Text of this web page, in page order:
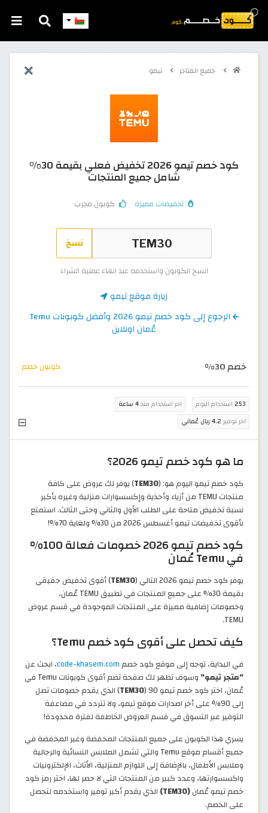
جميع المتاجر تيمو
كود خصم تيمو 2026 تخفيض فعلي بقيمة 30%
شامل جميع المنتجات
تخفيضات مميزة كوبون مجرب
نسخ
انسخ الكوبون واستخدمه عند انهاء عملية الشراء
زيارة موقع تيمو
الرجوع إلى كود خصم تيمو 2026 وأفضل كوبونات Temu
عُمان اونلاين
خصم 30% كوبون خصم
253 استخدام اليوم اخر استخدام منذ4 ساعة
اخر توفير 4.2 ريال عُماني
ما هو كود خصم تيمو 2026؟
كود خصم تيمو اليوم هو: (TEM30) يوفر لك عروض على كافة
منتجات TEMU من أزياء وأحذية وإكسسوارات منزلية وغيره بأكبر
نسبة تخفيض متاحة على الطلب الأول والثاني وحتى الثالث. استمتع
بأقوى تخفيضات تيمو أغسطس 2026 من 30% ولغاية 70%!
كود خصم تيمو 2026 خصومات فعالة 100%
في Temu عُمان
يوفر كود خصم تيمو 2026 التالي ( TEM30) أقوى تخفيض حقيقي
بقيمة 30% على جميع المنتجات في تطبيق TEMU عُمان،
وخصومات إضافية مميزة على المنتجات الموجودة في قسم عروض
TEMU.
كيف تحصل على أقوى كود خصم Temu؟
في البداية، توجه إلى موقع كود خصم code-khasem.com، ابحث عن
"متجر تيمو"
وسوف تظهر لك صفحة تضم أقوى كوبونات Temu في
عُمان، اختر كود خصم تيمو 90 (
TEM30) الذي يقدم خصومات تصل
إلى 90% على أخر اصدارات موقع تيمو، ولا تتردد في مضاعفة
التوفير عبر التسوق في قسم العروض الخاطفة لفترة محدودة!
يسري هذا الكوبون على جميع المنتجات المخفضة وغير المخفضة في
جميع أقسام موقع Temu والتي تشمل الملابس النسائية والرجالية
وملابس الأطفال، بالإضافة إلى اللوازم المنزلية، الأثاث، الإلكترونيات
واكسسوارتها، وعدد كبير من المنتجات التي لا حصر لها، اختر رمز كود
خصم تيمو عُمان(TEM30)
الذي يقدم أكبر توفير واستخدمه لتحصل
على الخصم.